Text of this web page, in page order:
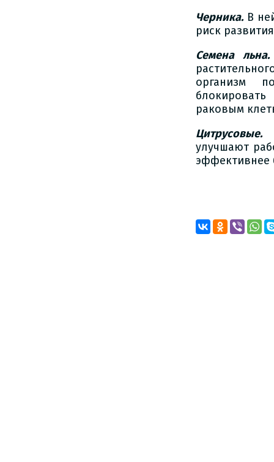
Черника.В
риск
Семена льна.
организм
раковым
Цитрусовые.
улучшают
эффективнее